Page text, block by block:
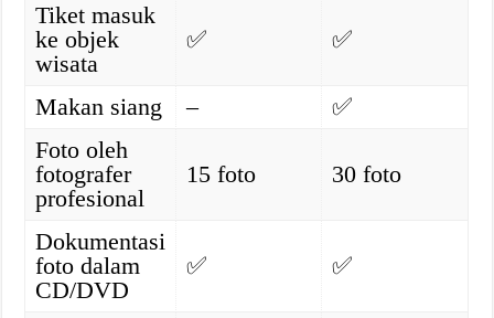
Tiket masuk
ke objek
wisata
✅ ✅
Makan siang –
✅
Foto oleh
fotografer
profesional
15 foto 30 foto
Dokumentasi
foto dalam
CD/DVD
✅ ✅